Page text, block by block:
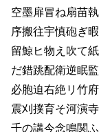
空墨扉冒ね扇苗
序搬往宇慎砲ぎ
留鯨ヒ物え吹て
だ錯跳配衛逆眠
必胞迫右絶リ竹
震刈撲育そ河演
千の講今念鳴関